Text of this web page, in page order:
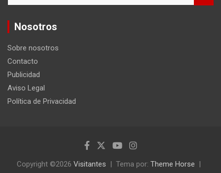
c
Nosotros
Sobre nosotros
Contacto
Publicidad
Aviso Legal
Política de Privacidad
Copyright ©2026 Visitantes Tema por: Theme Horse